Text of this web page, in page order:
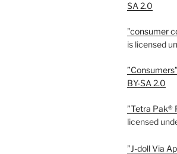
SA 2.0
”consumer
is licensed
”Consumers”
BY-SA 2.0
”Tetra Pak®
licensed
”J-doll Via